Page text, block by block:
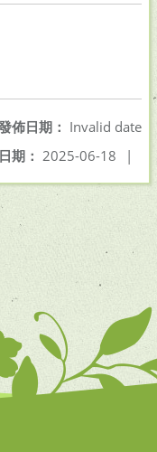
佈日期： Invalid date
期： 2025-06-18 |